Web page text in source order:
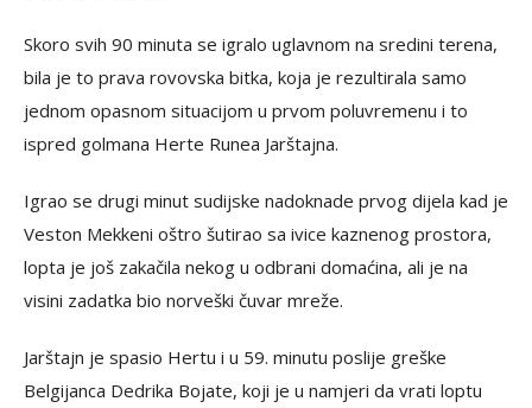
Skoro svih 90 minuta se igralo uglavnom na sredini terena,
bila je to prava rovovska bitka, koja je rezultirala samo
jednom opasnom situacijom u prvom poluvremenu i to
ispred golmana Herte Runea Jarštajna.
Igrao se drugi minut sudijske nadoknade prvog dijela kad je
Veston Mekkeni oštro šutirao sa ivice kaznenog prostora,
lopta je još zakačila nekog u odbrani domaćina, ali je na
visini zadatka bio norveški čuvar mreže.
Jarštajn je spasio Hertu i u 59. minutu poslije greške
Belgijanca Dedrika Bojate, koji je u namjeri da vrati loptu